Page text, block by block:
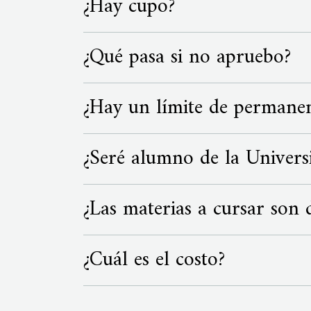
en CABA.
Sí, hay vacantes limitadas para
¿Qué pasa si no apruebo?
Quienes no hayan realizado el
semestres. Luego podrán elegir una
¿Hay un límite de
Sí, el curso específico de
puede permanecer en esta condición
¿Seré alumno de la
Sí, los ingresantes en esta
estudiantes. La elección de esta
¿Las materias a cursar son
Sí, las dos materias asignadas
¿Cuál es el costo?